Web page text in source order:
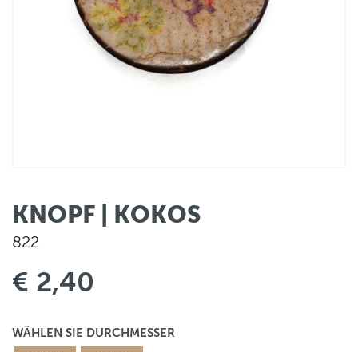
KNOPF | KOKOS
822
€ 2,40
WÄHLEN SIE DURCHMESSER